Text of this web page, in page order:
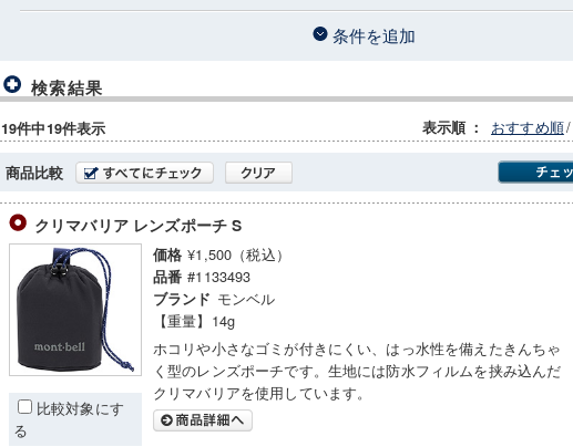
条件を追加
検索結果
19件中19件表示 表示順 ： おすすめ順/
商品比較
クリマバリア レンズポーチ S
比較対象にす
る
価格 ¥1,500（税込）
品番 #1133493
ブランド モンベル
【重量】14g
ホコリや小さなゴミが付きにくい、はっ水性を備えたきんちゃ
く型のレンズポーチです。生地には防水フィルムを挟み込んだ
クリマバリアを使用しています。